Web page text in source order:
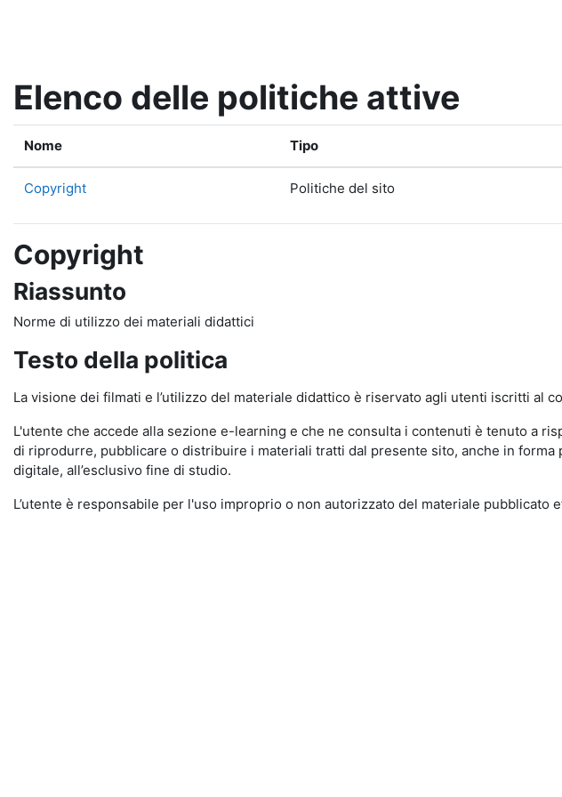
Elenco delle politiche attive
Nome Tipo
Copyright Politiche del sito
Copyright
Riassunto
Norme di utilizzo dei materiali didattici
Testo della politica
La visione dei filmati e l’utilizzo del materiale didattico è riservato agli utenti iscritti al
L'utente che accede alla sezione e-learning e che ne consulta i contenuti è tenuto a
di riprodurre, pubblicare o distribuire i materiali tratti dal presente sito, anche in
digitale, all’esclusivo fine di studio.
L’utente è responsabile per l'uso improprio o non autorizzato del materiale